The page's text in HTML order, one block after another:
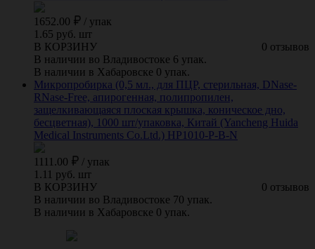
1652.00 / упак
1.65 руб. шт
0 отзывов
В КОРЗИНУ
В наличии во Владивостоке 6 упак.
В наличии в Хабаровске 0 упак.
Микропробирка (0,5 мл., для ПЦР, стерильная, DNase-
RNase-Free, апирогенная, полипропилен,
защелкивающаяся плоская крышка, коническое дно,
бесцветная), 1000 шт/упаковка, Китай (Yancheng Huida
Medical Instruments Co.Ltd.) НР1010-P-B-N
1111.00 / упак
1.11 руб. шт
0 отзывов
В КОРЗИНУ
В наличии во Владивостоке 70 упак.
В наличии в Хабаровске 0 упак.